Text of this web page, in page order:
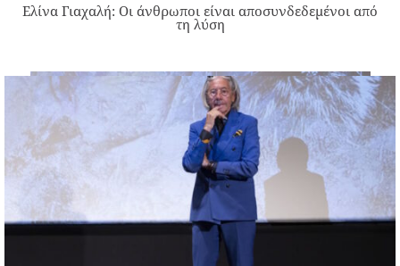
Ελίνα Γιαχαλή: Οι άνθρωποι είναι αποσυνδεδεμένοι από
τη λύση